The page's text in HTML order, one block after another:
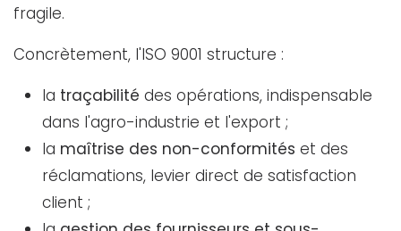
fragile.
Concrètement, l'ISO 9001 structure :
la traçabilité des opérations, indispensable
dans l'agro-industrie et l'export ;
la maîtrise des non-conformités et des
réclamations, levier direct de satisfaction
client ;